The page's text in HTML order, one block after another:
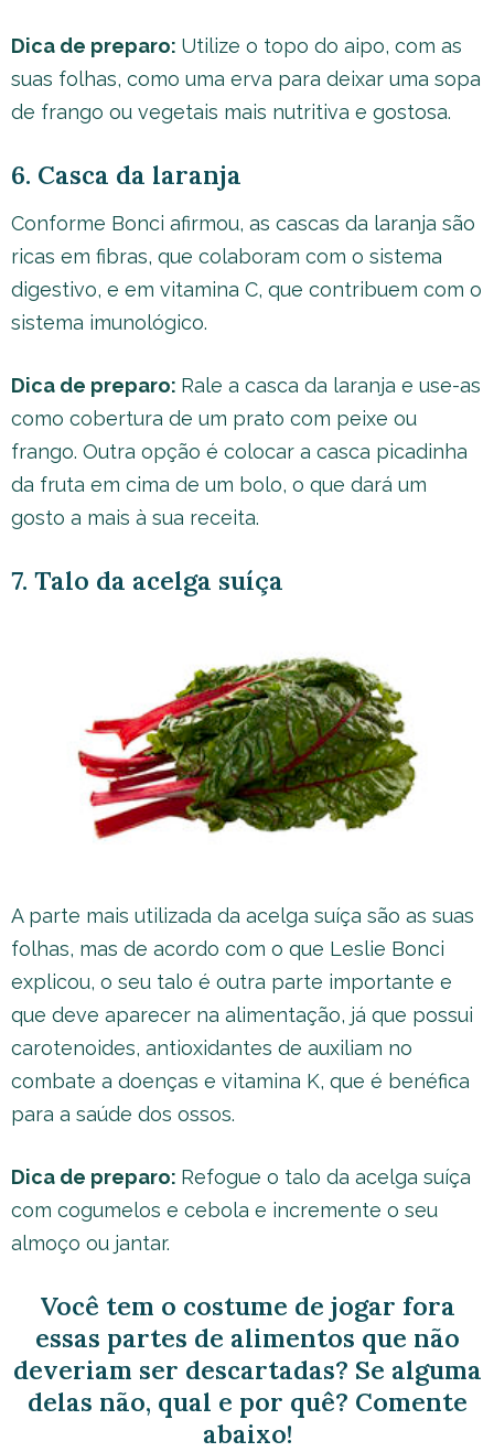
Dica de preparo: Utilize o topo do aipo, com as
suas folhas, como uma erva para deixar uma sopa
de frango ou vegetais mais nutritiva e gostosa.
6. Casca da laranja
Conforme Bonci afirmou, as cascas da laranja são
ricas em fibras, que colaboram com o sistema
digestivo, e em vitamina C, que contribuem com o
sistema imunológico.
Dica de preparo: Rale a casca da laranja e use-as
como cobertura de um prato com peixe ou
frango. Outra opção é colocar a casca picadinha
da fruta em cima de um bolo, o que dará um
gosto a mais à sua receita.
7. Talo da acelga suíça
A parte mais utilizada da acelga suíça são as suas
folhas, mas de acordo com o que Leslie Bonci
explicou, o seu talo é outra parte importante e
que deve aparecer na alimentação, já que possui
carotenoides, antioxidantes de auxiliam no
combate a doenças e vitamina K, que é benéfica
para a saúde dos ossos.
Dica de preparo: Refogue o talo da acelga suíça
com cogumelos e cebola e incremente o seu
almoço ou jantar.
Você tem o costume de jogar fora
essas partes de alimentos que não
deveriam ser descartadas? Se alguma
delas não, qual e por quê? Comente
abaixo!